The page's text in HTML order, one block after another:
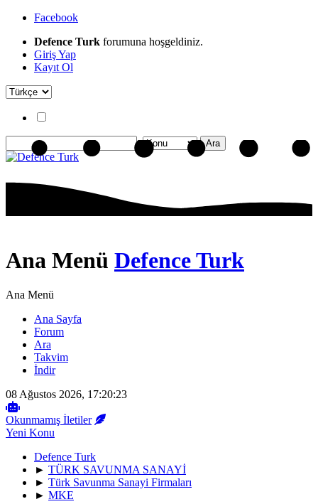
Facebook
Defence Turk forumuna hoşgeldiniz.
Giriş Yap
Kayıt Ol
Ana Menü Defence Turk
Ana Menü
Ana Sayfa
Forum
Ara
Takvim
İndir
08 Ağustos 2026, 17:20:23
Okunmamış İletiler
Yeni Konu
Defence Turk
► TÜRK SAVUNMA SANAYİ
► Türk Savunma Sanayi Firmaları
► MKE